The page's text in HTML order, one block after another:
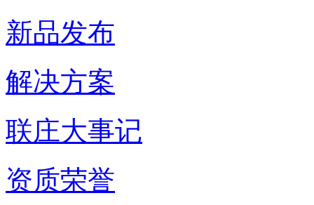
新品发布
解决方案
联庄大事记
资质荣誉